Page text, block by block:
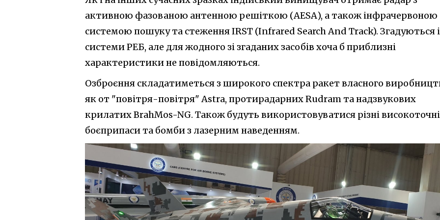
активною фазованою антенною решіткою (AESA), а також інфрачервоною
системою пошуку та стеження IRST (Infrared Search And Track). Згадуються і
системи РЕБ, але для жодного зі згаданих засобів хоча б приблизні
характеристики не повідомляються.
Озброєння складатиметься з широкого спектра ракет власного
як от "повітря-повітря" Astra, протирадарних Rudram та надзвукових
крилатих BrahMos-NG. Також будуть використовуватися різні високоточні
боєприпаси та бомби з лазерним наведенням.